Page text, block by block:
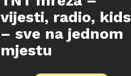
vijesti, radio, kids
– sve na jednom
mjestu